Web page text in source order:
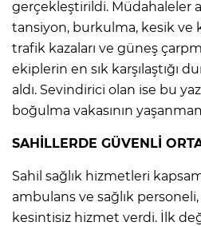
gerçekleştirildi. Müdahaleler
tansiyon, burkulma, kesik ve
trafik kazaları ve güneş
ekiplerin en sık karşılaştığı
aldı. Sevindirici olan ise bu
boğulma vakasının
SAHİLLERDE GÜVENLİ
Sahil sağlık hizmetleri
ambulans ve sağlık
kesintisiz hizmet verdi. İlk